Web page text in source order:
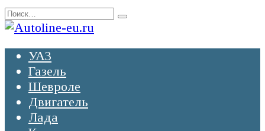
Перейти
к
Search
for:
УАЗ
Газель
Шевроле
Двигатель
Лада